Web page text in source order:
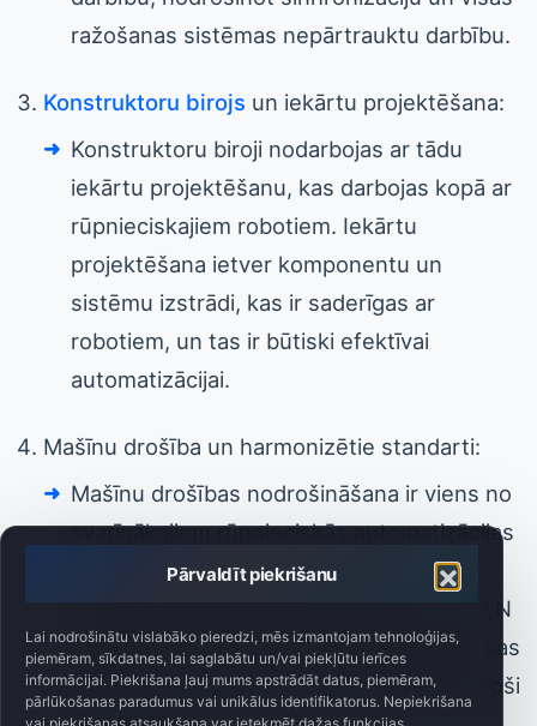
Pārvaldīt piekrišanu
Lai nodrošinātu vislabāko pieredzi, mēs izmantojam tehnoloģijas,
piemēram, sīkdatnes, lai saglabātu un/vai piekļūtu ierīces
informācijai. Piekrišana ļauj mums apstrādāt datus, piemēram,
pārlūkošanas paradumus vai unikālus identifikatorus. Nepiekrišana
ražošanas sistēmas nepārtrauktu darbību.
Konstruktoru birojs un iekārtu projektēšana:
Konstruktoru biroji nodarbojas ar tādu
iekārtu projektēšanu, kas darbojas kopā ar
rūpnieciskajiem robotiem. Iekārtu
projektēšana ietver komponentu un
sistēmu izstrādi, kas ir saderīgas ar
robotiem, un tas ir būtiski efektīvai
automatizācijai.
Mašīnu drošība un harmonizētie standarti:
Mašīnu drošības nodrošināšana ir viens no
svarīgākajiem rūpnieciskās automatizācijas
un robotu integrācijas aspektiem.
Harmonizētie standarti, piemēram, LVS EN
ISO 10218-1, nosaka drošības prasības, kas
jāizpilda, lai sistēmas varētu darboties droši